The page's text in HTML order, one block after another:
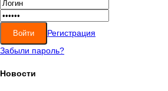
Регистрация
Забыли пароль?
Новости